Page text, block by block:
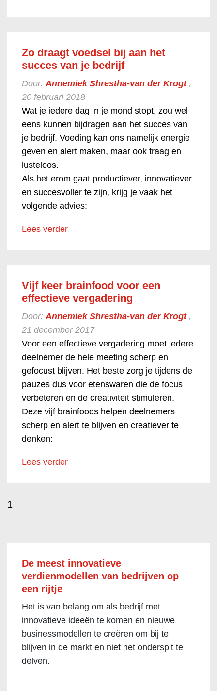
Zo draagt voedsel bij aan het
succes van je bedrijf
Door:Annemiek Shrestha-van der Krogt ,
20 februari 2018
Wat je iedere dag in je mond stopt, zou wel
eens kunnen bijdragen aan het succes van
je bedrijf. Voeding kan ons namelijk energie
geven en alert maken, maar ook traag en
lusteloos.
Als het erom gaat productiever, innovatiever
en succesvoller te zijn, krijg je vaak het
volgende advies:
Lees verder
Vijf keer brainfood voor een
effectieve vergadering
Door:Annemiek Shrestha-van der Krogt ,
21 december 2017
Voor een effectieve vergadering moet iedere
deelnemer de hele meeting scherp en
gefocust blijven. Het beste zorg je tijdens de
pauzes dus voor etenswaren die de focus
verbeteren en de creativiteit stimuleren.
Deze vijf brainfoods helpen deelnemers
scherp en alert te blijven en creatiever te
denken:
Lees verder
1
De meest innovatieve
verdienmodellen van bedrijven op
een rijtje
Het is van belang om als bedrijf met
innovatieve ideeën te komen en nieuwe
businessmodellen te creëren om bij te
blijven in de markt en niet het onderspit te
delven.